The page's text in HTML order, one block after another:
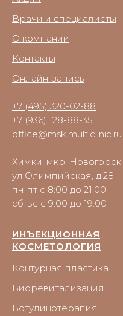
Врачи и специалисты
О компании
Контакты
Онлайн-запись
+7 (495) 320-02-88
+7 (936) 128-88-35
office@msk.multiclinic.ru
Химки, мкр. Новогорск,
ул.Олимпийская, д.28
пн-пт с 8:00 до 21:00
сб-вс с 9:00 до 19:00
ИНЪЕКЦИОННАЯ
КОСМЕТОЛОГИЯ
Контурная пластика
Биоревитализация
Ботулинотерапия